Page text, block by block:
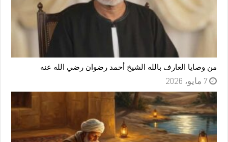
من وصايا العارف بالله الشيخ أحمد رضوان رضي الله عنه
7 مايو، 2026